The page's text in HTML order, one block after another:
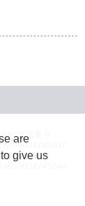
許諾番号：
許諾番号：
are
give us